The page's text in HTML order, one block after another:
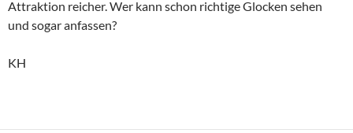
Attraktion reicher. Wer kann schon richtige Glocken sehen
und sogar anfassen?
KH